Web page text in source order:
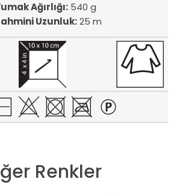
Ağırlığı: 540 g
Uzunluk:25 m
Renkler